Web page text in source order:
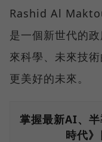
Rashid Al
是一個新世代的
來科學、未來技
更美好的未來。
掌握最新AI、
時代